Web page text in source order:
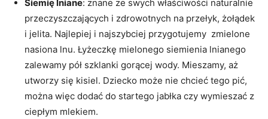
Siemię lniane: znane ze swych właściwości naturalnie
przeczyszczających i zdrowotnych na przełyk, żołądek
i jelita. Najlepiej i najszybciej przygotujemy zmielone
nasiona lnu. Łyżeczkę mielonego siemienia lnianego
zalewamy pół szklanki gorącej wody. Mieszamy, aż
utworzy się kisiel. Dziecko może nie chcieć tego pić,
można więc dodać do startego jabłka czy wymieszać z
ciepłym mlekiem.